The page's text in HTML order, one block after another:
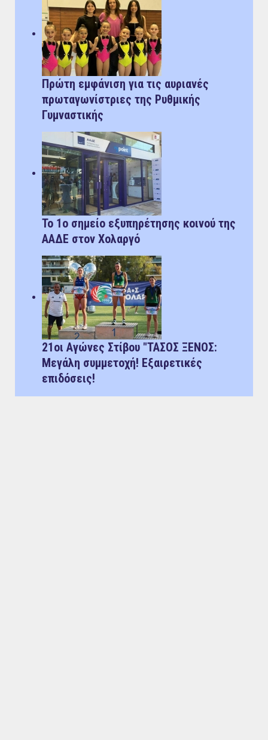
Πρώτη εμφάνιση για τις αυριανές
πρωταγωνίστριες της Ρυθμικής
Γυμναστικής
Το 1ο σημείο εξυπηρέτησης κοινού της
ΑΑΔΕ στον Χολαργό
21οι Αγώνες Στίβου "ΤΑΣΟΣ ΞΕΝΟΣ:
Μεγάλη συμμετοχή! Εξαιρετικές
επιδόσεις!